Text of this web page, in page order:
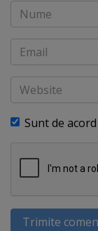
Nume
Email
Website
Sunt de
Trimite